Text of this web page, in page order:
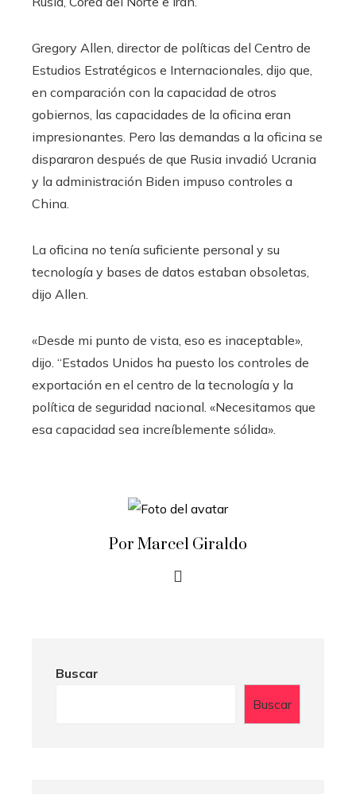
Gregory Allen, director de políticas del Centro de
Estudios Estratégicos e Internacionales, dijo que,
en comparación con la capacidad de otros
gobiernos, las capacidades de la oficina eran
impresionantes. Pero las demandas a la oficina se
dispararon después de que Rusia invadió Ucrania
y la administración Biden impuso controles a
China.
La oficina no tenía suficiente personal y su
tecnología y bases de datos estaban obsoletas,
dijo Allen.
«Desde mi punto de vista, eso es inaceptable»,
dijo. “Estados Unidos ha puesto los controles de
exportación en el centro de la tecnología y la
política de seguridad nacional. «Necesitamos que
esa capacidad sea increíblemente sólida».
Por Marcel Giraldo
Buscar
Buscar